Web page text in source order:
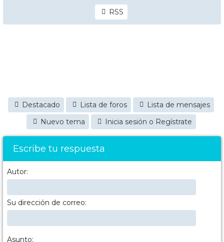
RSS
Destacado Lista de foros
Lista de mensajes
Nuevo tema
Inicia sesión o Regístrate
Escribe tu respuesta
Autor:
Su dirección de correo:
Asunto: